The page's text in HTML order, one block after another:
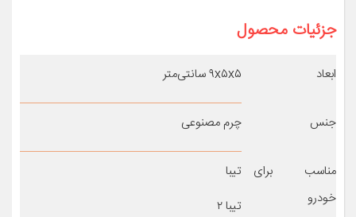
جزئیات محصول
ابعاد ۹x۵x۵ سانتی‌متر
جنس چرم مصنوعی
مناسب برای
خودرو
تیبا
تیبا ۲